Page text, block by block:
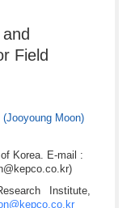
Field
(Jooyoung Moon)
Korea. E-mail :
Institute,